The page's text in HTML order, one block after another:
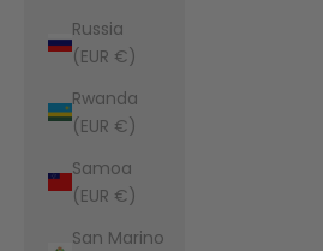
Russia
(EUR €)
Rwanda
(EUR €)
Samoa
(EUR €)
San Marino